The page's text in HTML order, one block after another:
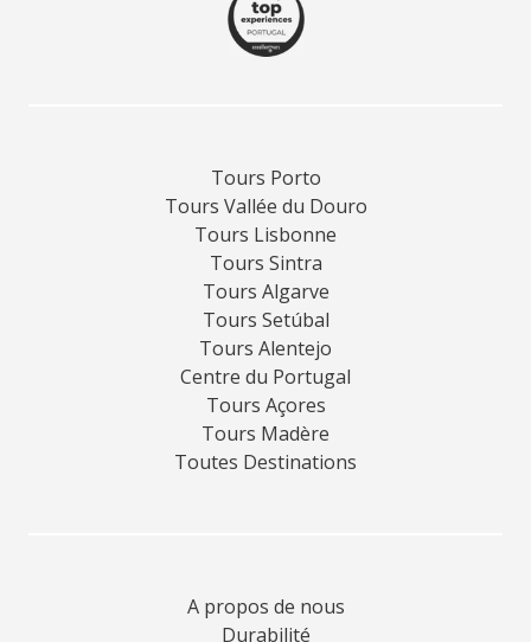
Tours Porto
Tours Vallée du Douro
Tours Lisbonne
Tours Sintra
Tours Algarve
Tours Setúbal
Tours Alentejo
Centre du Portugal
Tours Açores
Tours Madère
Toutes Destinations
A propos de nous
Durabilité